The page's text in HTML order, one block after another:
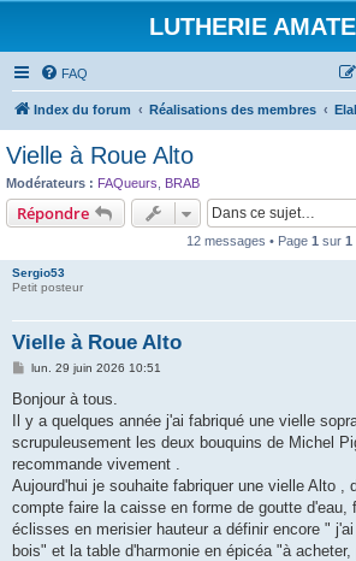
LUTHERIE
FAQ
Index du forum Réalisations des membres
Vielle à Roue Alto
Modérateurs : FAQueurs BRAB
Répondre
12 messages • Page 1 sur 1
Sergio53
Petit posteur
Vielle à Roue Alto
M
s
a
g
lun. 29 juin 2026 10:51
Bonjour à tous.
Il y a quelques année j'ai fabriqué une vielle
scrupuleusement les deux bouquins de Michel
recommande vivement .
Aujourd'hui je souhaite fabriquer une vielle Alto ,
compte faire la caisse en forme de goutte d'eau,
éclisses en merisier hauteur a définir encore "
bois" et la table d'harmonie en épicéa "à